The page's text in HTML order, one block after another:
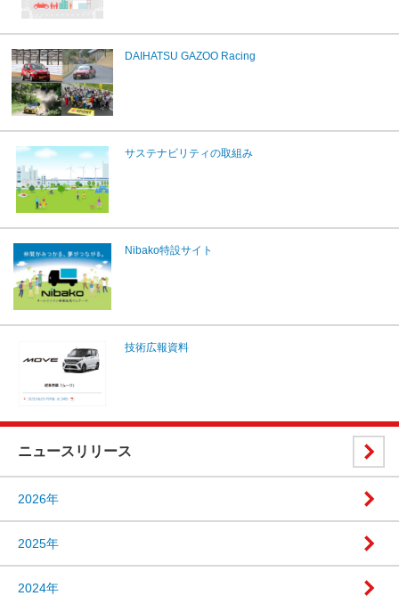
DAIHATSU GAZOO Racing
サステナビリティの取組み
Nibako特設サイト
技術広報資料
ニュースリリース
2026年
2025年
2024年